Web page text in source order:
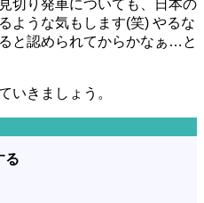
切り発車についても、日本の
ような気もします(笑) やるな
と認められてからかなぁ…と
いきましょう。
る